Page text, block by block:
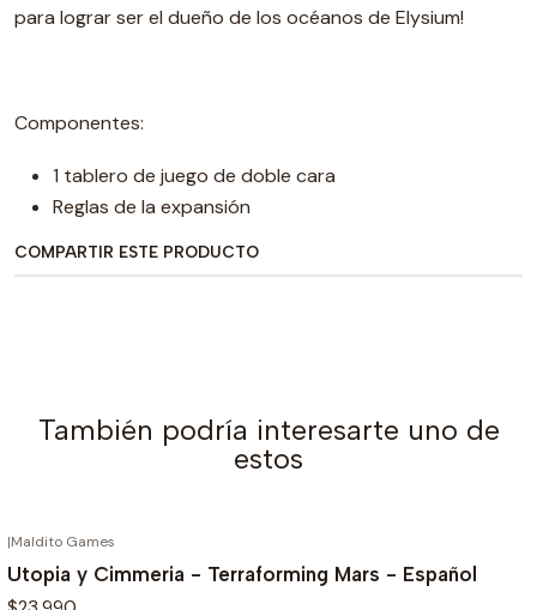
para lograr ser el dueño de los océanos de Elysium!
Componentes:
1 tablero de juego de doble cara
Reglas de la expansión
COMPARTIR ESTE PRODUCTO
También podría interesarte uno de
estos
|Maldito Games
Utopia y Cimmeria - Terraforming Mars - Español